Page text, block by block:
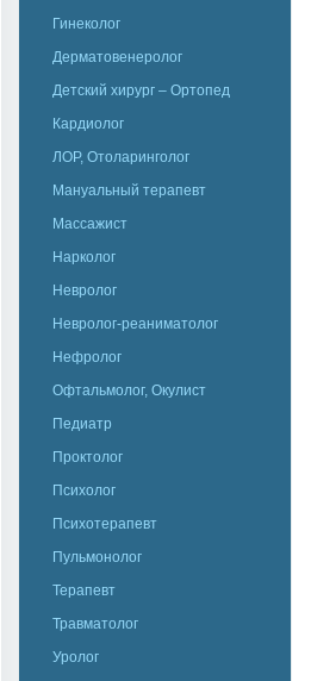
Гинеколог
Дерматовенеролог
Детский хирург – Ортопед
Кардиолог
ЛОР, Отоларинголог
Мануальный терапевт
Массажист
Нарколог
Невролог
Невролог-реаниматолог
Нефролог
Офтальмолог, Окулист
Педиатр
Проктолог
Психолог
Психотерапевт
Пульмонолог
Терапевт
Травматолог
Уролог